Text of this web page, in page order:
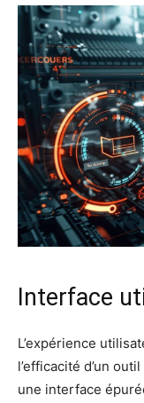
Interface
L’expérience
l’efficacité d’un
une interface